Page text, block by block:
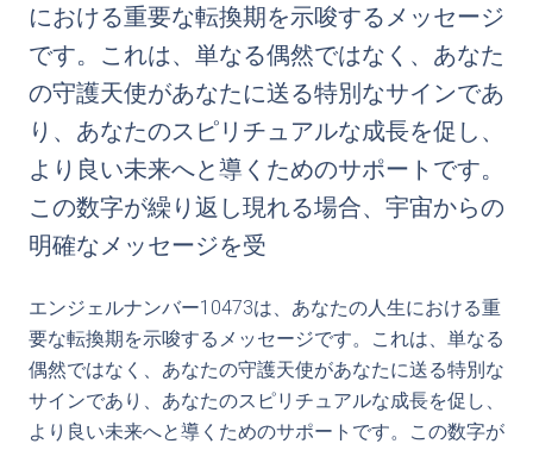
における重要な転換期を示唆するメッセージ
です。これは、単なる偶然ではなく、あなた
の守護天使があなたに送る特別なサインであ
り、あなたのスピリチュアルな成長を促し、
より良い未来へと導くためのサポートです。
この数字が繰り返し現れる場合、宇宙からの
明確なメッセージを受
エンジェルナンバー10473は、あなたの人生における重
要な転換期を示唆するメッセージです。これは、単なる
偶然ではなく、あなたの守護天使があなたに送る特別な
サインであり、あなたのスピリチュアルな成長を促し、
より良い未来へと導くためのサポートです。この数字が